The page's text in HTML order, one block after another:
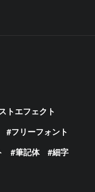
トエフェクト
フリーフォント
筆記体
細字